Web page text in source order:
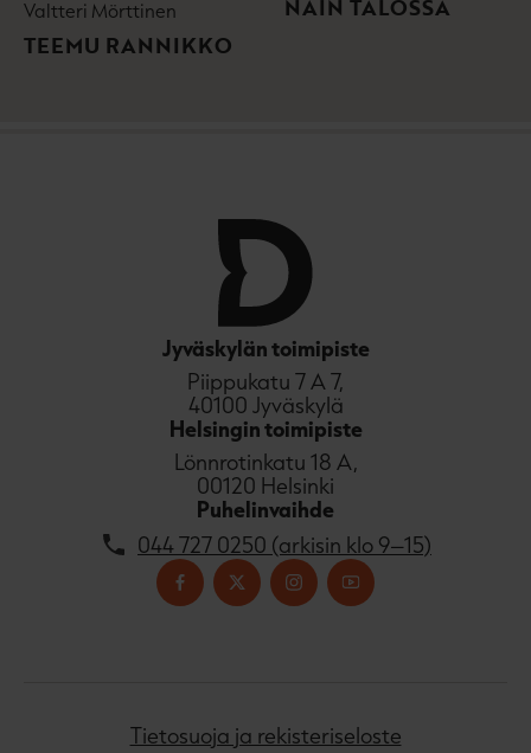
Valtteri Mörttinen
TEEMU RANNIKKO
NÄIN TALOSSA
Jyväskylän toimipiste
Piippukatu 7 A 7,
40100 Jyväskylä
Helsingin toimipiste
Lönnrotinkatu 18 A,
00120 Helsinki
Puhelinvaihde
044 727 0250 (arkisin klo 9–15)
Tietosuoja ja rekisteriseloste